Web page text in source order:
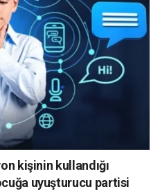
kişinin kullandığı
uyuşturucu partisi